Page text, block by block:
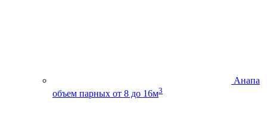
Анапа
объем парных от 8 до 16м3